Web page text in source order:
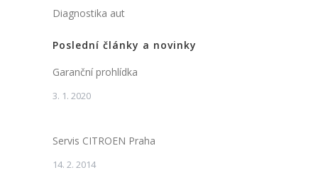
Diagnostika aut
Poslední články a novinky
Garanční prohlídka
3. 1. 2020
Servis CITROEN Praha
14. 2. 2014